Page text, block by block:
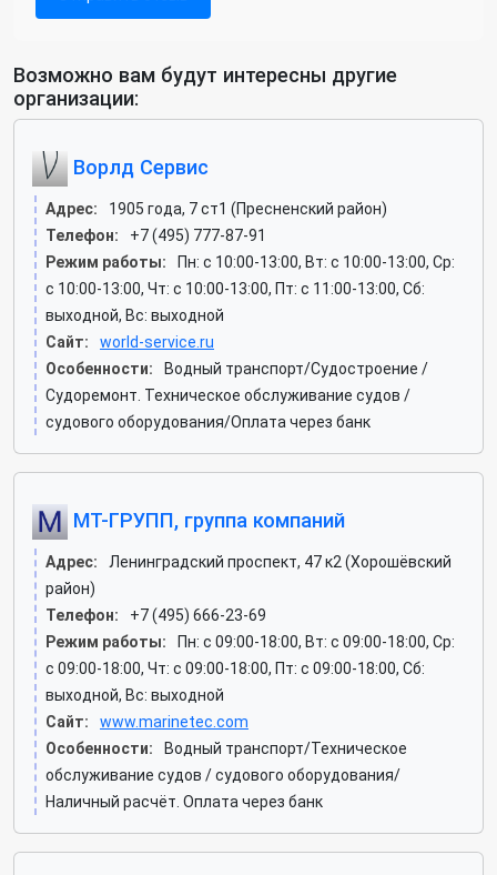
Возможно вам будут интересны другие
организации:
Ворлд Сервис
Адрес:
1905 года, 7 ст1 (Пресненский район)
Телефон:
+7 (495) 777-87-91
Режим работы:
Пн: c 10:00-13:00, Вт: c 10:00-13:00, Ср:
c 10:00-13:00, Чт: c 10:00-13:00, Пт: c 11:00-13:00, Сб:
выходной, Вс: выходной
Сайт:
world-service.ru
Особенности:
Водный транспорт/Судостроение /
Судоремонт. Техническое обслуживание судов /
судового оборудования/Оплата через банк
МТ-ГРУПП, группа компаний
Адрес:
Ленинградский проспект, 47 к2 (Хорошёвский
район)
Телефон:
+7 (495) 666-23-69
Режим работы:
Пн: c 09:00-18:00, Вт: c 09:00-18:00, Ср:
c 09:00-18:00, Чт: c 09:00-18:00, Пт: c 09:00-18:00, Сб:
выходной, Вс: выходной
Сайт:
www.marinetec.com
Особенности:
Водный транспорт/Техническое
обслуживание судов / судового оборудования/
Наличный расчёт. Оплата через банк